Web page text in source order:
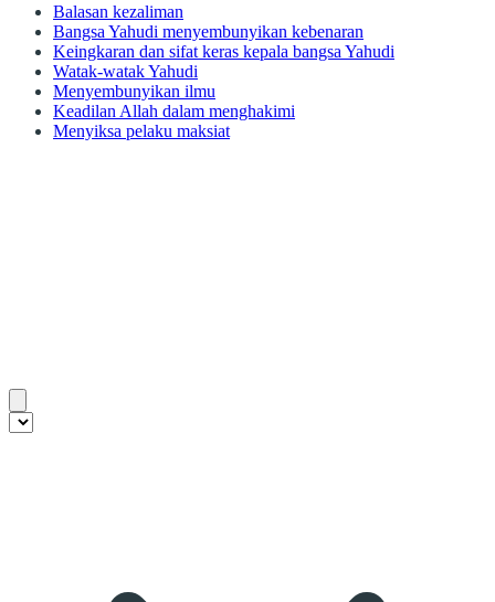
Balasan kezaliman
Bangsa Yahudi menyembunyikan kebenaran
Keingkaran dan sifat keras kepala bangsa Yahudi
Watak-watak Yahudi
Menyembunyikan ilmu
Keadilan Allah dalam menghakimi
Menyiksa pelaku maksiat